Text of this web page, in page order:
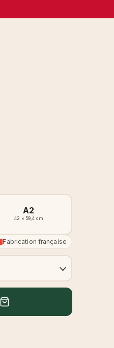
A2
42 × 59,4 cm
Fabrication française